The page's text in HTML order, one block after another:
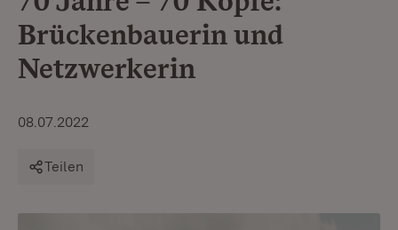
Brückenbauerin und
Netzwerkerin
08.07.2022
Teilen